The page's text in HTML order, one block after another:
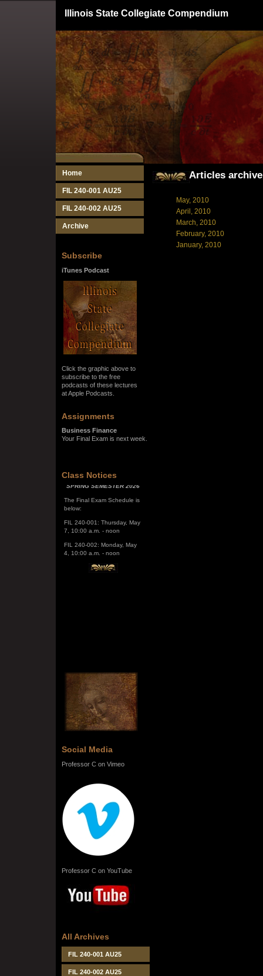
Illinois State Collegiate Compendium
Home
FIL 240-001 AU25
FIL 240-002 AU25
Archive
Subscribe
iTunes Podcast
Click the graphic above to
subscribe to the free
podcasts of these lectures
at Apple Podcasts.
Assignments
Business Finance
Your Final Exam is next week.
Class Notices
SPRING SEMESTER 2026
The Final Exam Schedule is
below:
FIL 240-001: Thursday, May
7, 10:00 a.m. - noon
FIL 240-002: Monday, May
4, 10:00 a.m. - noon
Social Media
Professor C on Vimeo
Professor C on YouTube
All Archives
FIL 240-001 AU25
FIL 240-002 AU25
Articles archive
May, 2010
April, 2010
March, 2010
February, 2010
January, 2010